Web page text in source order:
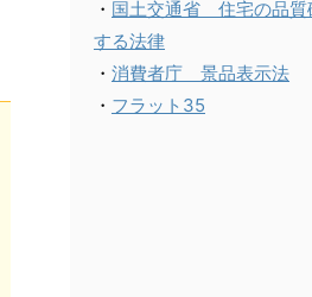
・ 国土交通省 住宅の品質
する法律
・ 消費者庁 景品表示法
・ フラット35